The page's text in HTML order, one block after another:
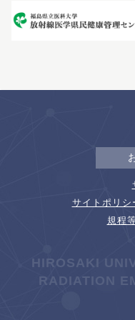
サイトポリシ
規程
HIROSAKI
RADIATION